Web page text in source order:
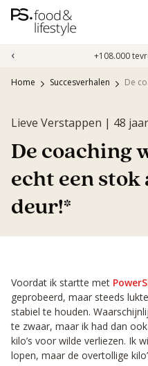
Naar
inhoud
‹ +108.000
Home Succesverhalen
Lieve Verstappen | 48
De coaching
echt een
deur!*
Voordat ik startte met
geprobeerd, maar steeds
stabiel te houden.
te zwaar, maar ik had dan
kilo’s voor wilde verliezen. Ik
lopen, maar de overtollige